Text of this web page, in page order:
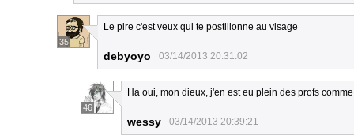
35
Le pire c'est veux qui te postillonne au visage
debyoyo 03/14/2013 20:31:02
46
Ha oui, mon dieux, j'en est eu plein des profs
wessy 03/14/2013 20:39:21